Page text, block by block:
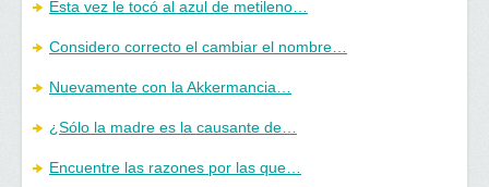
Esta vez le tocó al azul de metileno…
Considero correcto el cambiar el nombre…
Nuevamente con la Akkermancia…
¿Sólo la madre es la causante de…
Encuentre las razones por las que…